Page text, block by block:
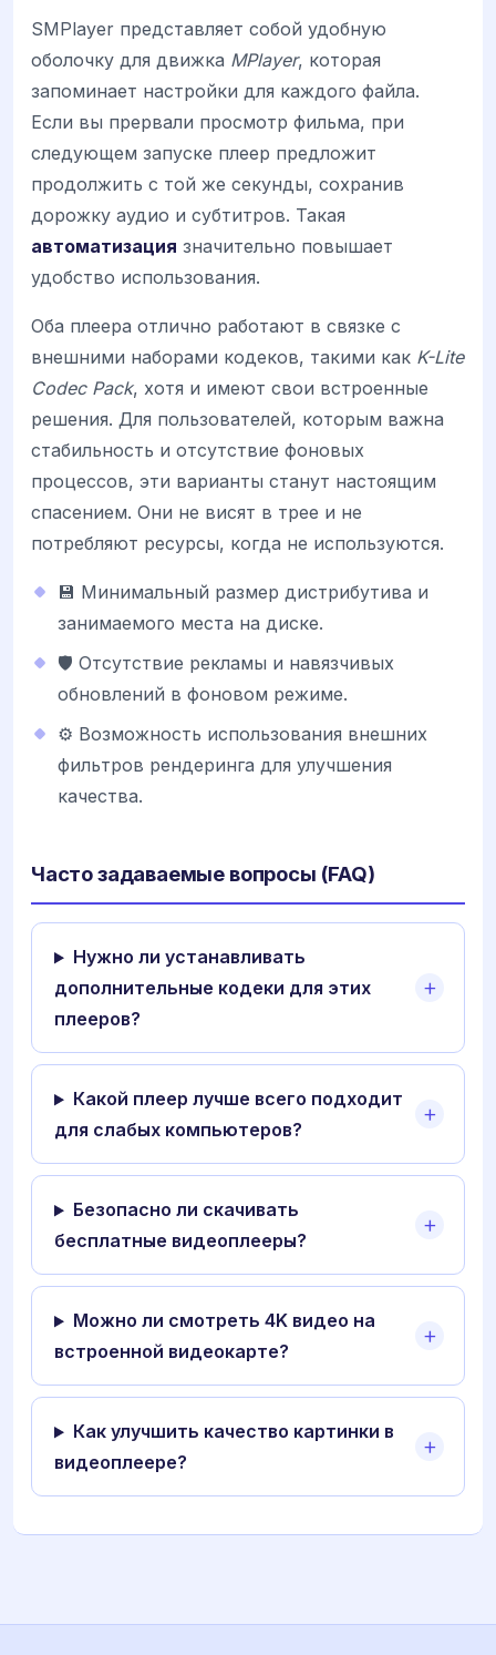
SMPlayer представляет собой удобную
оболочку для движка MPlayer, которая
запоминает настройки для каждого файла.
Если вы прервали просмотр фильма, при
следующем запуске плеер предложит
продолжить с той же секунды, сохранив
дорожку аудио и субтитров. Такая
автоматизация значительно повышает
удобство использования.
Оба плеера отлично работают в связке с
внешними наборами кодеков, такими как K-Lite
Codec Pack, хотя и имеют свои встроенные
решения. Для пользователей, которым важна
стабильность и отсутствие фоновых
процессов, эти варианты станут настоящим
спасением. Они не висят в трее и не
потребляют ресурсы, когда не используются.
💾 Минимальный размер дистрибутива и
занимаемого места на диске.
🛡️ Отсутствие рекламы и навязчивых
обновлений в фоновом режиме.
⚙️ Возможность использования внешних
фильтров рендеринга для улучшения
качества.
Часто задаваемые вопросы (FAQ)
Нужно ли устанавливать
дополнительные кодеки для этих
плееров?
Какой плеер лучше всего подходит
для слабых компьютеров?
Безопасно ли скачивать
бесплатные видеоплееры?
Можно ли смотреть 4K видео на
встроенной видеокарте?
Как улучшить качество картинки в
видеоплеере?